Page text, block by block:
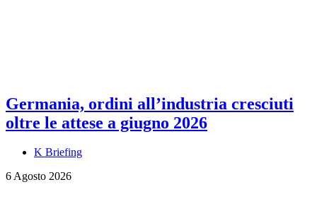
Germania, ordini all’industria cresciuti
oltre le attese a giugno 2026
K Briefing
6 Agosto 2026